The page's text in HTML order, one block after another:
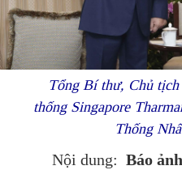
Tổng Bí thư, Chủ
thống Singapore
Thống
Nội dung: Báo